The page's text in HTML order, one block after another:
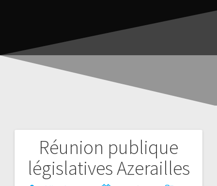
Réunion publique
législatives Azerailles